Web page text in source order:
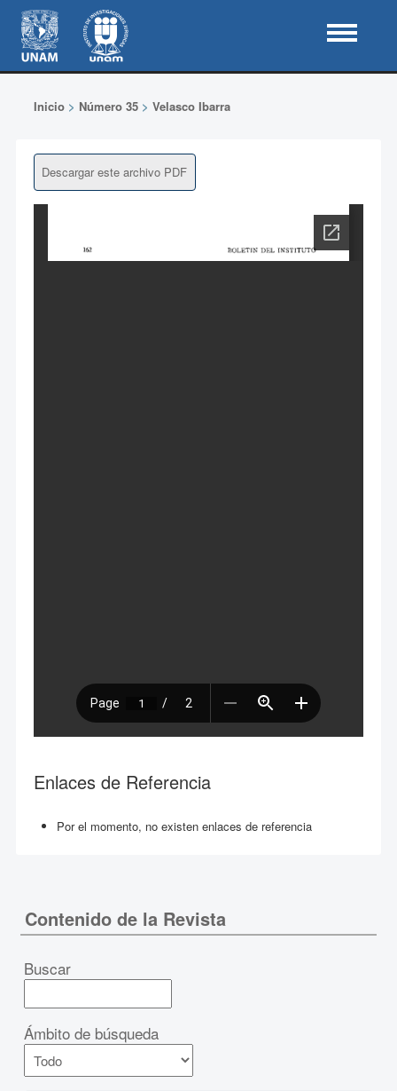
Inicio> Número 35> Velasco Ibarra
Descargar este archivo PDF
Enlaces de Referencia
Por el momento, no existen enlaces de referencia
Contenido de la Revista
Buscar
Ámbito de búsqueda